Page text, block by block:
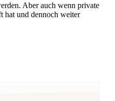
Aber auch wenn private
hat und dennoch weiter